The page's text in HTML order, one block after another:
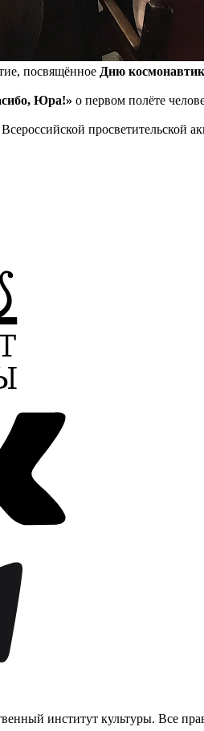
посвящённое Дню
Юра!» о первом полёте
просветительской
институт культуры. Все